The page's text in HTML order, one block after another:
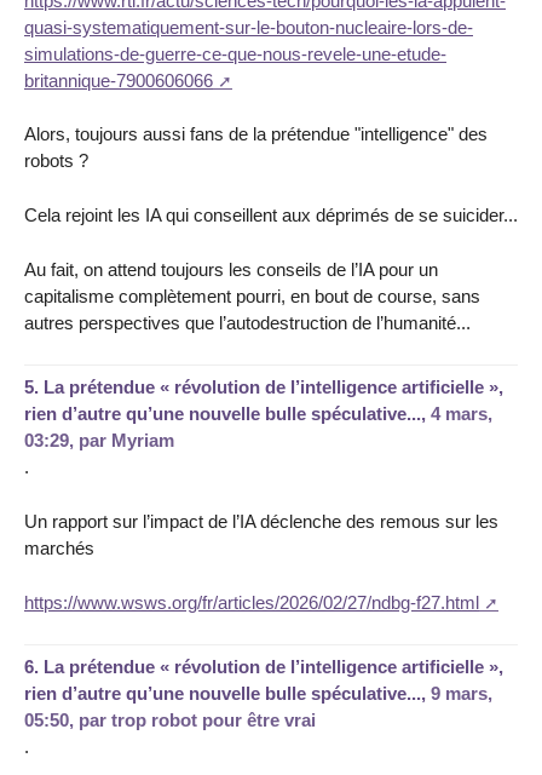
quasi-systematiquement-sur-le-bouton-nucleaire-lors-de-
simulations-de-guerre-ce-que-nous-revele-une-etude-
britannique-7900606066
Alors, toujours aussi fans de la prétendue "intelligence" des
robots ?
Cela rejoint les IA qui conseillent aux déprimés de se suicider...
Au fait, on attend toujours les conseils de l’IA pour un
capitalisme complètement pourri, en bout de course, sans
autres perspectives que l’autodestruction de l’humanité...
5. La prétendue « révolution de l’intelligence artificielle »,
rien d’autre qu’une nouvelle bulle spéculative..., 4 mars,
03:29, par Myriam
.
Un rapport sur l’impact de l’IA déclenche des remous sur les
marchés
https://www.wsws.org/fr/articles/2026/02/27/ndbg-f27.html
6. La prétendue « révolution de l’intelligence artificielle »,
rien d’autre qu’une nouvelle bulle spéculative..., 9 mars,
05:50, par trop robot pour être vrai
.